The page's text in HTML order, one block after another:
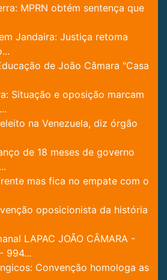
MPRN obtém sentença que
Jandaira: Justiça retoma
de João Câmara "Casa
Situação e oposição marcam
na Venezuela, diz órgão
de 18 meses de governo
mas fica no empate com o
oposicionista da história
LAPAC JOÃO CÂMARA -
994...
Convenção homologa as